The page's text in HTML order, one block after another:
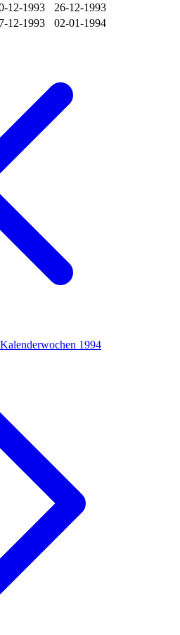
12-1993
26-12-1993
12-1993 02-01-1994
Kalenderwochen 1994